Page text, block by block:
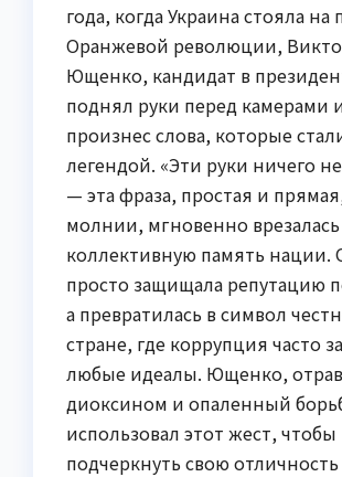
года, когда Украина стояла на
Оранжевой революции,
Ющенко, кандидат в
поднял руки перед камерами
произнес слова, которые
легендой. «Эти руки ничего
— эта фраза, простая и
молнии, мгновенно врезалась
коллективную память нации.
просто защищала репутацию
а превратилась в символ
стране, где коррупция часто
любые идеалы. Ющенко,
диоксином и опаленный
использовал этот жест, чтобы
подчеркнуть свою отличность